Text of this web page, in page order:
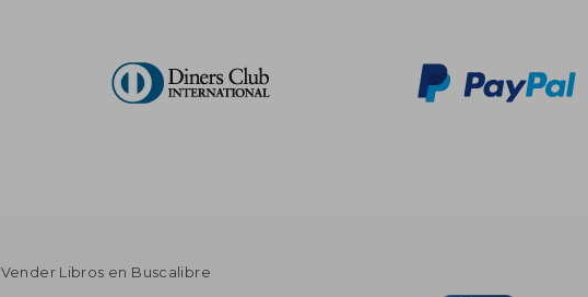
Vender Libros en Buscalibre